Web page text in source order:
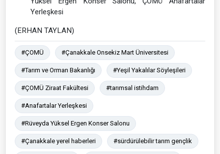
Yerleşkesi
(ERHAN TAYLAN)
#ÇOMÜ #Çanakkale Onsekiz Mart Üniversitesi
#Tarım ve Orman Bakanlığı #Yeşil Yakalılar Söyleşileri
#ÇOMÜ Ziraat Fakültesi #tarımsal istihdam
#Anafartalar Yerleşkesi
#Rüveyda Yüksel Ergen Konser Salonu
#Çanakkale yerel haberleri #sürdürülebilir tarım gençlik